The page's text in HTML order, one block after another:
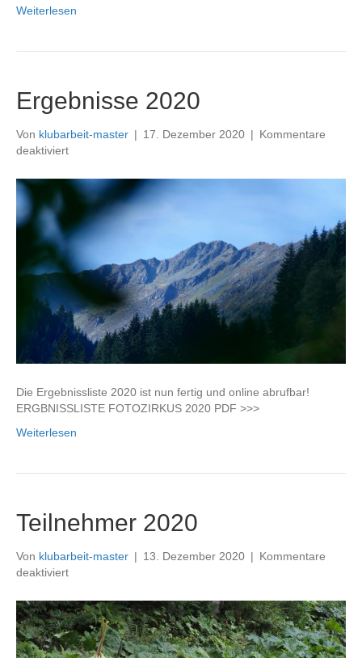
Weiterlesen
Ergebnisse 2020
Von klubarbeit-master | 17. Dezember 2020 | Kommentare
deaktiviertfür
2020
Die Ergebnissliste 2020 ist nun fertig und online abrufbar!
ERGBNISSLISTE FOTOZIRKUS 2020 PDF >>>
Weiterlesen
Teilnehmer 2020
Von klubarbeit-master | 13. Dezember 2020 | Kommentare
deaktiviertfür
2020